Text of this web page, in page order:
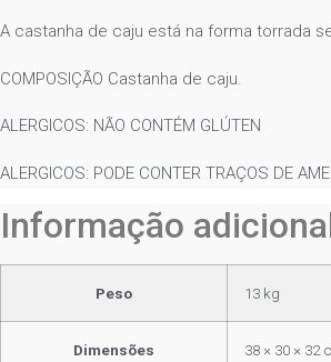
A castanha de caju está na forma torrada
COMPOSIÇÃO Castanha de caju.
ALERGICOS: NÃO CONTÉM GLÚTEN
ALERGICOS: PODE CONTER TRAÇOS DE
Informação
Peso 13 kg
Dimensões 38 × 30 × 32